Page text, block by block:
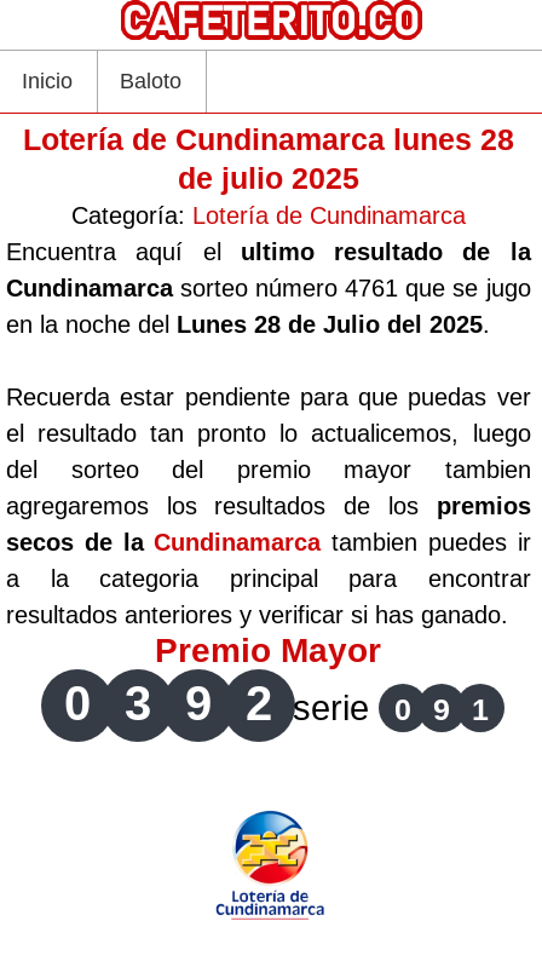
Inicio Baloto
Lotería de Cundinamarca lunes 28
de julio 2025
Categoría: Lotería de Cundinamarca
Encuentra aquí el ultimo resultado de la
Cundinamarcasorteo número 4761 que se jugo
en la noche del Lunes 28 de Julio del 2025.
Recuerda estar pendiente para que puedas ver
el resultado tan pronto lo actualicemos, luego
del sorteo del premio mayor tambien
agregaremos los resultados de los premios
secos de laCundinamarcatambien puedes ir
a la categoria principal para encontrar
resultados anteriores y verificar si has ganado.
Premio Mayor
0 3 9 2 serie 0 9 1